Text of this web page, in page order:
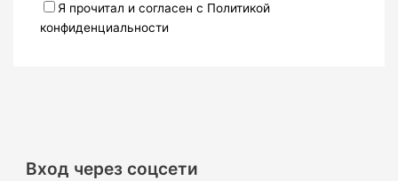
Я прочитал и согласен с Политикой
конфиденциальности
Вход через соцсети